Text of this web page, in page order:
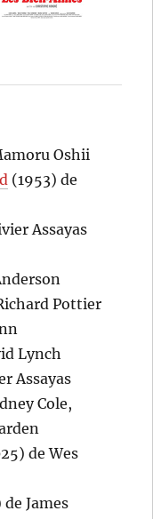
Oshii
(1953) de
Assayas
Pottier
Lynch
Assayas
Cole,
de Wes
James